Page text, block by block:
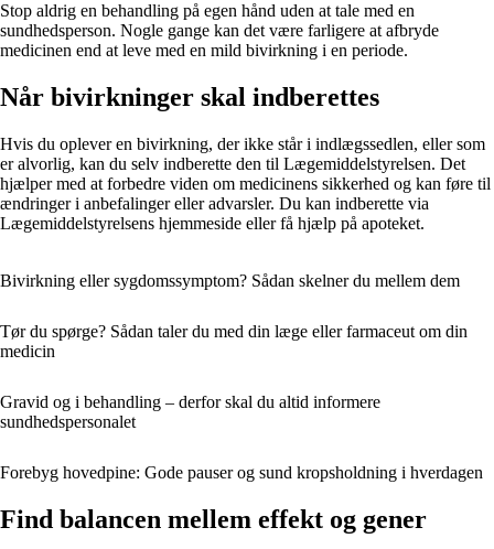
Stop aldrig en behandling på egen hånd uden at tale med en
sundhedsperson. Nogle gange kan det være farligere at afbryde
medicinen end at leve med en mild bivirkning i en periode.
Når bivirkninger skal indberettes
Hvis du oplever en bivirkning, der ikke står i indlægssedlen, eller som
er alvorlig, kan du selv indberette den til Lægemiddelstyrelsen. Det
hjælper med at forbedre viden om medicinens sikkerhed og kan føre til
ændringer i anbefalinger eller advarsler. Du kan indberette via
Lægemiddelstyrelsens hjemmeside eller få hjælp på apoteket.
Bivirkning eller sygdomssymptom? Sådan skelner du mellem dem
Tør du spørge? Sådan taler du med din læge eller farmaceut om din
medicin
Gravid og i behandling – derfor skal du altid informere
sundhedspersonalet
Forebyg hovedpine: Gode pauser og sund kropsholdning i hverdagen
Find balancen mellem effekt og gener